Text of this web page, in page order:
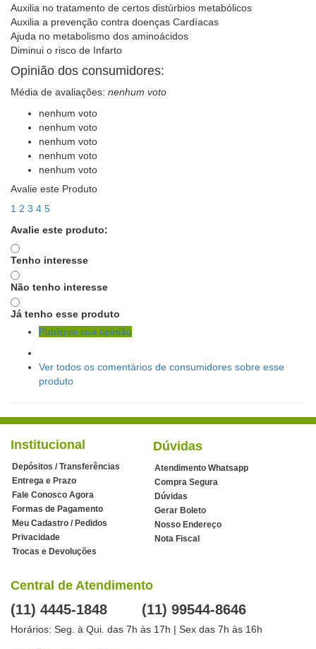
Auxilia no tratamento de certos distúrbios metabólicos
Auxilia a prevenção contra doenças Cardíacas
Ajuda no metabolismo dos aminoácidos
Diminui o risco de Infarto
Opinião dos consumidores:
Média de avaliações: nenhum voto
nenhum voto
nenhum voto
nenhum voto
nenhum voto
nenhum voto
Avalie este Produto
1 2 3 4 5
Avalie este produto:
Tenho interesse
Não tenho interesse
Já tenho esse produto
Publique sua opinião
Ver todos os comentários de consumidores sobre esse
produto
Institucional
Depósitos / Transferências
Entrega e Prazo
Fale Conosco Agora
Formas de Pagamento
Meu Cadastro / Pedidos
Privacidade
Trocas e Devoluções
Dúvidas
Atendimento Whatsapp
Compra Segura
Dúvidas
Gerar Boleto
Nosso Endereço
Nota Fiscal
Central de Atendimento
(11) 4445-1848 (11) 99544-8646
Horários: Seg. à Qui. das 7h às 17h | Sex das 7h às 16h